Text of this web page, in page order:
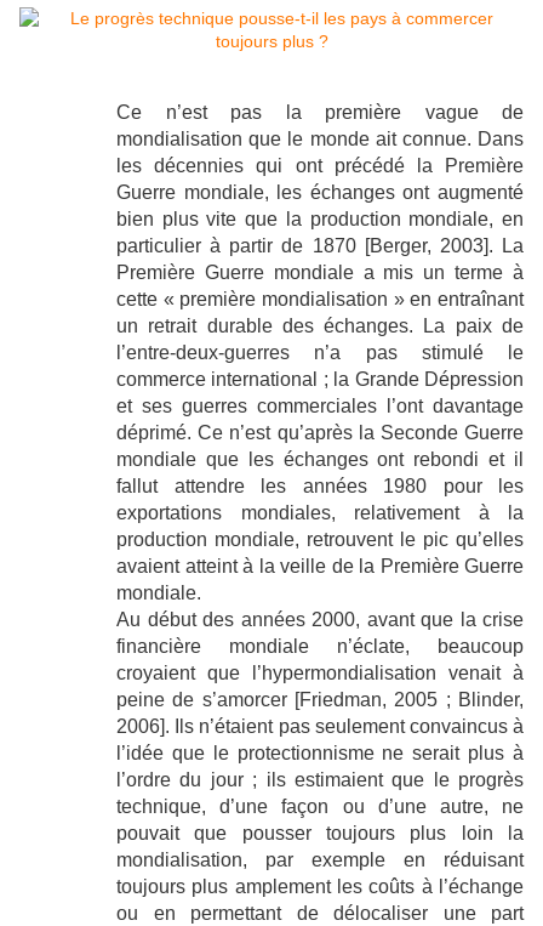
Ce n’est pas la première vague de
mondialisation que le monde ait connue. Dans
les décennies qui ont précédé la Première
Guerre mondiale, les échanges ont augmenté
bien plus vite que la production mondiale, en
particulier à partir de 1870 [Berger, 2003]. La
Première Guerre mondiale a mis un terme à
cette « première mondialisation » en entraînant
un retrait durable des échanges. La paix de
l’entre-deux-guerres n’a pas stimulé le
commerce international ; la Grande Dépression
et ses guerres commerciales l’ont davantage
déprimé. Ce n’est qu’après la Seconde Guerre
mondiale que les échanges ont rebondi et il
fallut attendre les années 1980 pour les
exportations mondiales, relativement à la
production mondiale, retrouvent le pic qu’elles
avaient atteint à la veille de la Première Guerre
mondiale.
Au début des années 2000, avant que la crise
financière mondiale n’éclate, beaucoup
croyaient que l’hypermondialisation venait à
peine de s’amorcer [Friedman, 2005 ; Blinder,
2006]. Ils n’étaient pas seulement convaincus à
l’idée que le protectionnisme ne serait plus à
l’ordre du jour ; ils estimaient que le progrès
technique, d’une façon ou d’une autre, ne
pouvait que pousser toujours plus loin la
mondialisation, par exemple en réduisant
toujours plus amplement les coûts à l’échange
ou en permettant de délocaliser une part